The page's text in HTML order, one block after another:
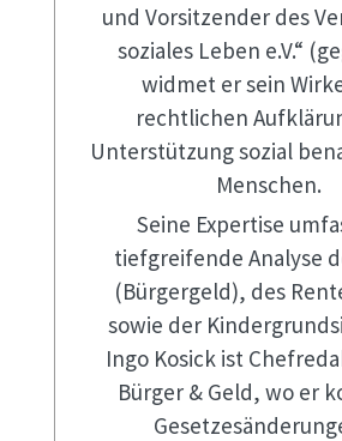
und Vorsitzender des
soziales Leben e.V.“
widmet er sein
rechtlichen
Unterstützung sozial
Menschen.
Seine Expertise
tiefgreifende Analyse
(Bürgergeld), des
sowie der
Ingo Kosick ist
Bürger & Geld, wo er